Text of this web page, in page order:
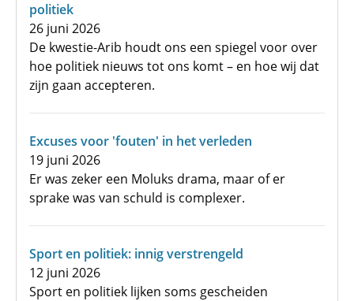
politiek
26 juni 2026
De kwestie-Arib houdt ons een spiegel voor over
hoe politiek nieuws tot ons komt – en hoe wij dat
zijn gaan accepteren.
Excuses voor 'fouten' in het verleden
19 juni 2026
Er was zeker een Moluks drama, maar of er
sprake was van schuld is complexer.
Sport en politiek: innig verstrengeld
12 juni 2026
Sport en politiek lijken soms gescheiden